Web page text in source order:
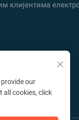
клијентима
our
all cookies, click